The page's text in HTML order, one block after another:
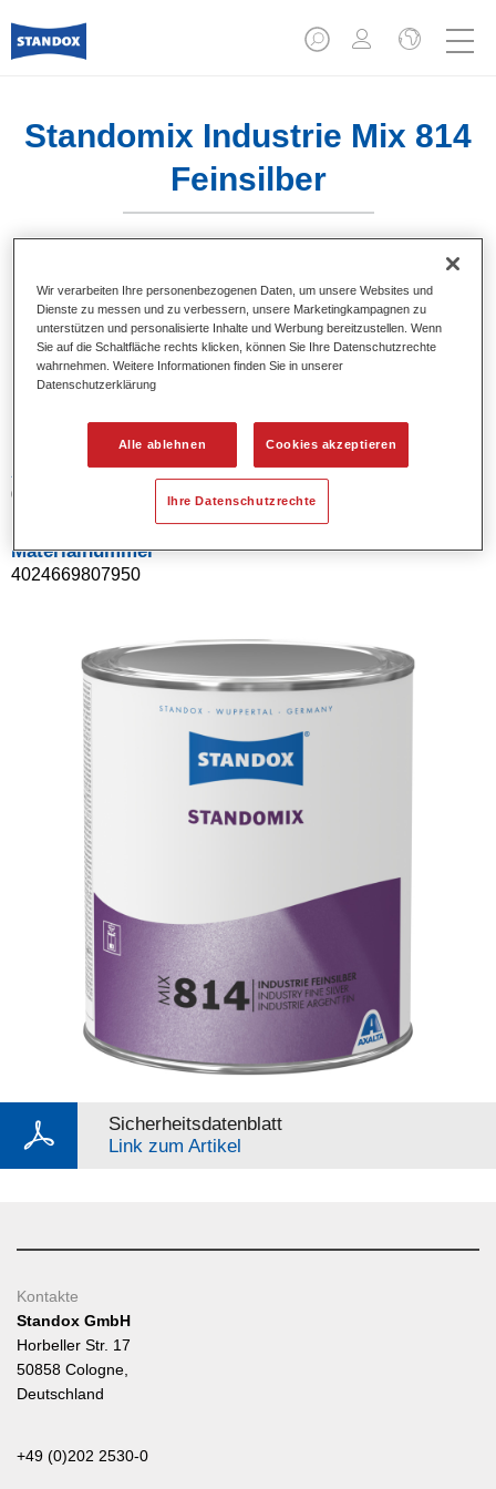
Standomix Industrie Mix 814
Feinsilber
Produktmerkmale
Produktvariante
Artikelnummer
02080795
Materialnummer
4024669807950
Sicherheitsdatenblatt
Link zum Artikel
Kontakte
Standox GmbH
Horbeller Str. 17
50858 Cologne,
Deutschland
+49 (0)202 2530-0
Wir verarbeiten Ihre personenbezogenen Daten, um unsere Websites und
Dienste zu messen und zu verbessern, unsere Marketingkampagnen zu
unterstützen und personalisierte Inhalte und Werbung bereitzustellen. Wenn
Sie auf die Schaltfläche rechts klicken, können Sie Ihre Datenschutzrechte
wahrnehmen. Weitere Informationen finden Sie in unserer
Datenschutzerklärung
Alle ablehnen Cookies akzeptieren
Ihre Datenschutzrechte